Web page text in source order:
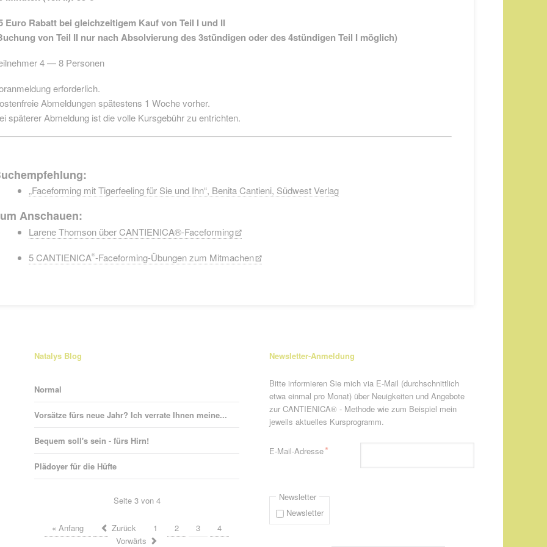
Euro Rabatt bei gleichzeitigem Kauf von Teil I und II
von Teil II nur nach Absolvierung des 3stündigen oder des 4stündigen Teil I möglich)
4 — 8 Personen
erforderlich.
Abmeldungen spätestens 1 Woche vorher.
späterer Abmeldung ist die volle Kursgebühr zu entrichten.
„Faceforming mit Tigerfeeling für Sie und Ihn“, Benita Cantieni, Südwest Verlag
Anschauen:
Larene Thomson über CANTIENICA®-Faceforming
5 CANTIENICA®-Faceforming-Übungen zum Mitmachen
Natalys Blog
Normal
Vorsätze fürs neue Jahr? Ich verrate Ihnen meine...
Bequem soll's sein - fürs Hirn!
Plädoyer für die Hüfte
Seite 3 von 4
« Anfang Zurück 1 2 3
4
Vorwärts
Newsletter-Anmeldung
Bitte informieren Sie mich via E-Mail (durchschnittlich
etwa einmal pro Monat) über Neuigkeiten und Angebote
zur CANTIENICA® - Methode wie zum Beispiel mein
jeweils aktuelles Kursprogramm.
Pflichtfeld
E-Mail-Adresse*
Newsletter
Newsletter